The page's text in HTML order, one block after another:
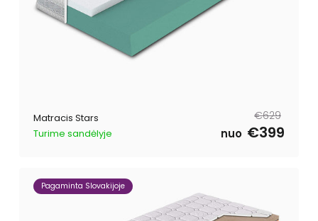
Matracis Stars
Turime sandėlyje
Parastā
cena
€629
Pārdošanas
cena
nuo €399
Pagaminta Slovakijoje